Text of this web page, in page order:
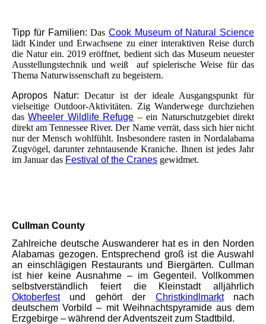
Tipp für Familien: Das Cook Museum of Natural Science
lädt Kinder und Erwachsene zu einer interaktiven Reise durch
die Natur ein. 2019 eröffnet, bedient sich das Museum neuester
Ausstellungstechnik und weiß auf spielerische Weise für das
Thema Naturwissenschaft zu begeistern.
Apropos Natur: Decatur ist der ideale Ausgangspunkt für
vielseitige Outdoor-Aktivitäten. Zig Wanderwege durchziehen
dasWheeler Wildlife Refuge – ein Naturschutzgebiet direkt
direkt am Tennessee River. Der Name verrät, dass sich hier nicht
nur der Mensch wohlfühlt. Insbesondere rasten in Nordalabama
Zugvögel, darunter zehntausende Kraniche. Ihnen ist jedes Jahr
im Januar das Festival of the Cranes gewidmet.
Cullman County
Zahlreiche deutsche Auswanderer hat es in den Norden
Alabamas gezogen. Entsprechend groß ist die Auswahl
an einschlägigen Restaurants und Biergärten. Cullman
ist hier keine Ausnahme – im Gegenteil. Vollkommen
selbstverständlich feiert die Kleinstadt alljährlich
Oktoberfestund gehört der Christkindlmarktnach
deutschem Vorbild – mit Weihnachtspyramide aus dem
Erzgebirge – während der Adventszeit zum Stadtbild.